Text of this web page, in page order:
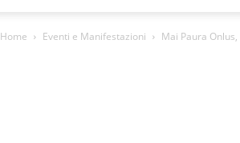
Home Eventi e Manifestazioni Mai Paura